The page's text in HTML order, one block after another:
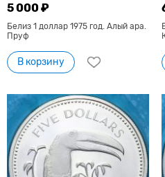
5 000 ₽
Белиз 1 доллар 1975 год. Алый ара.
Пруф
В корзину